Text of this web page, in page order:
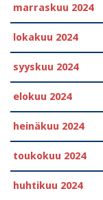
marraskuu 2024
lokakuu 2024
syyskuu 2024
elokuu 2024
heinäkuu 2024
toukokuu 2024
huhtikuu 2024